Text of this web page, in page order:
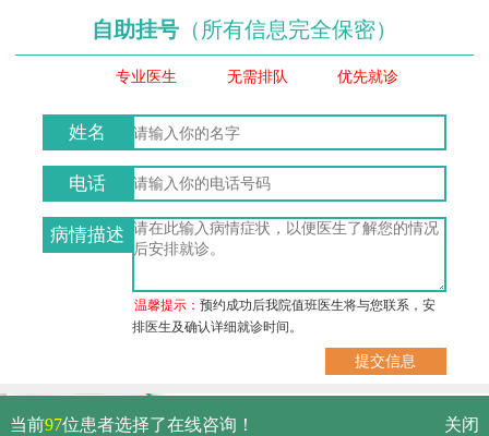
自助挂号 （所有信息完全保密）
专业医生 无需排队 优先就诊
姓名
电话
病情描述
温馨提示：预约成功后我院值班医生将与您联系，安
排医生及确认详细就诊时间。
武汉市硚口区解放大道479号
当前97位患者选择了在线咨询！ 关闭